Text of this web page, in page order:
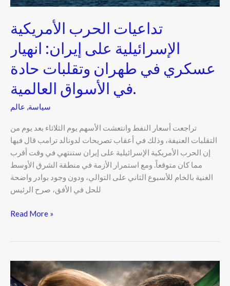
تداعيات الحرب الأمريكية
الإسرائيلية على إيران: انهيار
عسكري في طهران وتقلبات حادة
في الأسواق العالمية.
سياسة, عالم
تراجعت أسعار النفط وانتعشت الأسهم يوم الثلاثاء بعد يوم من
التقلبات العنيفة، وذلك في أعقاب تصريحات لدونالد ترامب قال فيها
إن الحرب الأمريكية الإسرائيلية على إيران ستنتهي في وقت أقرب
مما كان متوقعاً. ومع استمرار الأزمة في منطقة الشرق الأوسط
الغنية بالخام للأسبوع الثاني على التوالي، ودون وجود بوادر واضحة
للحل في الأفق، صرح الرئيس
في
العالمية.
Read More »
تحذيرات
استخباراتية